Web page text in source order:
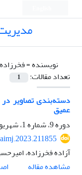
نویسنده =
تعداد مقالات:
1
دسته‌بندی تصاویر
عمیق
دوره 9، شماره 1، شهریور 1402، صفحه
آزاده فخرزاده،
مشاهده مقاله